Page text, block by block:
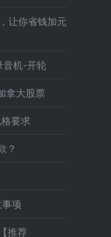
让你省钱加元
音机-开轮
拿大股票
要求
？
项
推荐